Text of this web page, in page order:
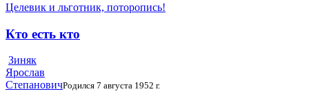
Целевик и льготник, поторопись!
Кто есть кто
Зиняк
Ярослав
СтепановичРодился 7 августа 1952 г.